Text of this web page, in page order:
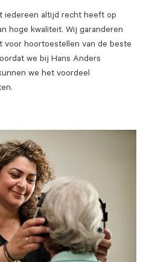
iedereen altijd recht heeft op
hoge kwaliteit. Wij garanderen
hoortoestellen van de beste
we bij Hans Anders
we het voordeel